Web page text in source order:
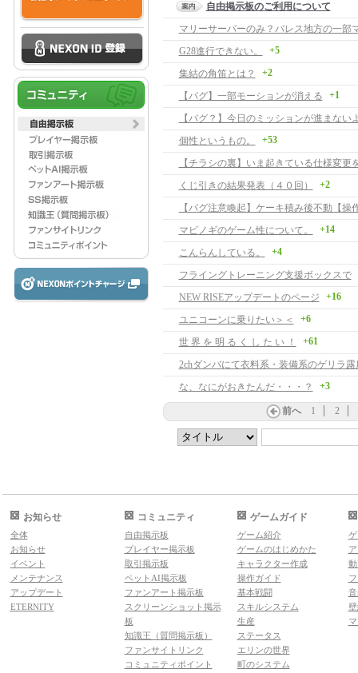
自由掲示板のご利用について
マリーサーバーのみ？バレス地方の一部
G28進行できない。
+5
集結の角笛とは？ +2
【バグ】一部モーションが消える +1
【バグ？】今日のミッションが進まない
個性というもの。
+53
【チラシの裏】いま起きている仕様変更
くじ引きの結果発表（４０回）
+2
マビノギのゲーム性について。 +14
こんらんしている。 +4
フライングトレーニング支援ボックスで
NEW RISEアップデートのページ +16
ユニコーンに乗りたい＞＜ +6
世 界 を 明 る く し た い ！ +61
2chダンバにて衣料系・装備系のゲリラ露
な、なにがおきたんだ・・・？
+3
前へ 1 2
お知らせ
全体
お知らせ
イベント
メンテナンス
アップデート
ETERNITY
コミュニティ
自由掲示板
プレイヤー掲示板
取引掲示板
ペットAI掲示板
ファンアート掲示板
スクリーンショット掲示
板
知識王（質問掲示板）
ファンサイトリンク
コミュニティポイント
ゲームガイド
ゲーム紹介
ゲームのはじめかた
キャラクター作成
操作ガイド
基本戦闘
スキルシステム
生産
ステータス
エリンの世界
町のシステム